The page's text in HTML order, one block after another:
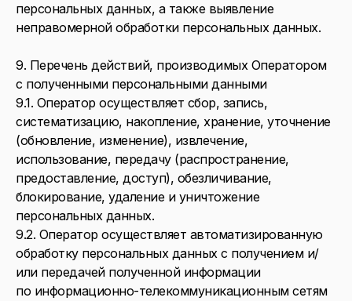
персональных данных, а также выявление
неправомерной обработки персональных данных.
9. Перечень действий, производимых Оператором
с полученными персональными данными
9.1. Оператор осуществляет сбор, запись,
систематизацию, накопление, хранение, уточнение
(обновление, изменение), извлечение,
использование, передачу (распространение,
предоставление, доступ), обезличивание,
блокирование, удаление и уничтожение
персональных данных.
9.2. Оператор осуществляет автоматизированную
обработку персональных данных с получением и/
или передачей полученной информации
по информационно-телекоммуникационным сетям